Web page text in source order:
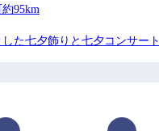
約95km
た七夕飾りと七夕コンサート